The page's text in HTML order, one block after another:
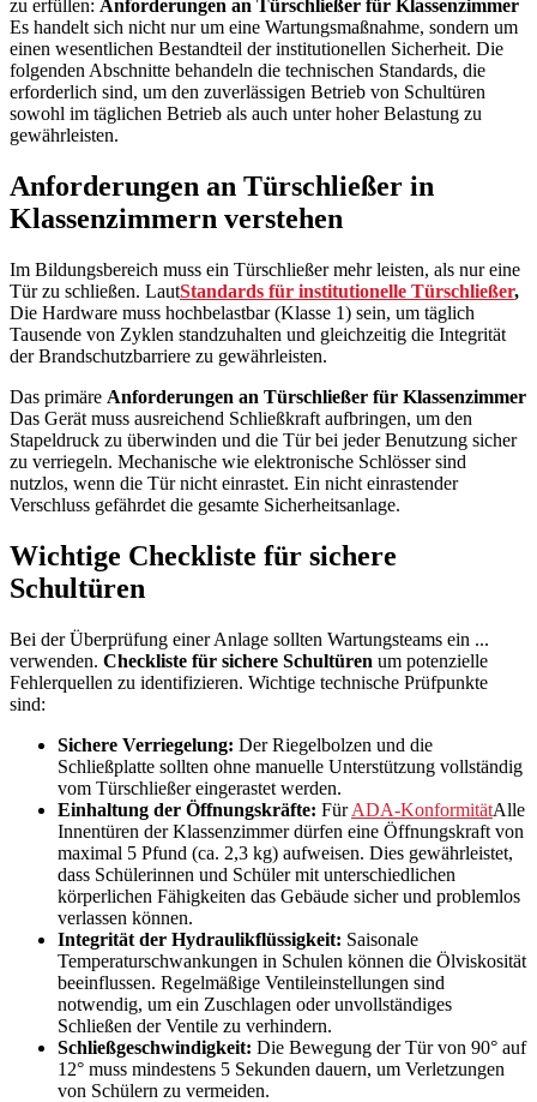
zu erfüllen: Anforderungen an Türschließer für Klassenzimmer
Es handelt sich nicht nur um eine Wartungsmaßnahme, sondern um
einen wesentlichen Bestandteil der institutionellen Sicherheit. Die
folgenden Abschnitte behandeln die technischen Standards, die
erforderlich sind, um den zuverlässigen Betrieb von Schultüren
sowohl im täglichen Betrieb als auch unter hoher Belastung zu
gewährleisten.
Anforderungen an Türschließer in
Klassenzimmern verstehen
Im Bildungsbereich muss ein Türschließer mehr leisten, als nur eine
Tür zu schließen. LautStandards für institutionelle Türschließer,
Die Hardware muss hochbelastbar (Klasse 1) sein, um täglich
Tausende von Zyklen standzuhalten und gleichzeitig die Integrität
der Brandschutzbarriere zu gewährleisten.
Das primäre Anforderungen an Türschließer für Klassenzimmer
Das Gerät muss ausreichend Schließkraft aufbringen, um den
Stapeldruck zu überwinden und die Tür bei jeder Benutzung sicher
zu verriegeln. Mechanische wie elektronische Schlösser sind
nutzlos, wenn die Tür nicht einrastet. Ein nicht einrastender
Verschluss gefährdet die gesamte Sicherheitsanlage.
Wichtige Checkliste für sichere
Schultüren
Bei der Überprüfung einer Anlage sollten Wartungsteams ein ...
verwenden. Checkliste für sichere Schultüren um potenzielle
Fehlerquellen zu identifizieren. Wichtige technische Prüfpunkte
sind:
Sichere Verriegelung: Der Riegelbolzen und die
Schließplatte sollten ohne manuelle Unterstützung vollständig
vom Türschließer eingerastet werden.
Einhaltung der Öffnungskräfte: FürADA-KonformitätAlle
Innentüren der Klassenzimmer dürfen eine Öffnungskraft von
maximal 5 Pfund (ca. 2,3 kg) aufweisen. Dies gewährleistet,
dass Schülerinnen und Schüler mit unterschiedlichen
körperlichen Fähigkeiten das Gebäude sicher und problemlos
verlassen können.
Integrität der Hydraulikflüssigkeit: Saisonale
Temperaturschwankungen in Schulen können die Ölviskosität
beeinflussen. Regelmäßige Ventileinstellungen sind
notwendig, um ein Zuschlagen oder unvollständiges
Schließen der Ventile zu verhindern.
Schließgeschwindigkeit: Die Bewegung der Tür von 90° auf
12° muss mindestens 5 Sekunden dauern, um Verletzungen
von Schülern zu vermeiden.